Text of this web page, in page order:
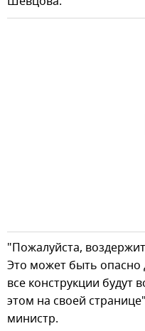
"Пожалуйста,
Это может быть опасно
все конструкции будут
этом на своей
министр.